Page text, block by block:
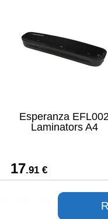
Esperanza
Laminators A4
17.91 €